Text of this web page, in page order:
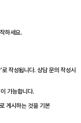
하세요.
작성됩니다. 상담 문의 작성시
가능합니다.
게시하는 것을 기본